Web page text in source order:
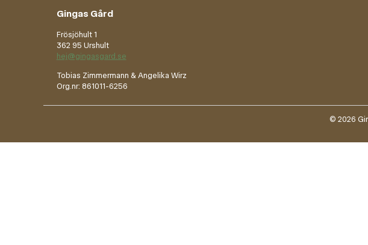
Gingas Gård
Frösjöhult 1
362 95 Urshult
hej@gingasgard.se
Tobias Zimmermann & Angelika Wirz
Org.nr: 861011-6256
© 2026